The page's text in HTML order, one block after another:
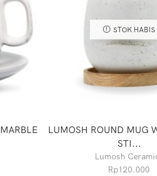
STOK HABIS
LUMOSH ROUND MUG
STI...
Lumosh
Rp120.000